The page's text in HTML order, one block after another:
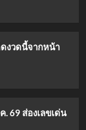
งวดนี้จากหน้า
69 ส่องเลขเด่น